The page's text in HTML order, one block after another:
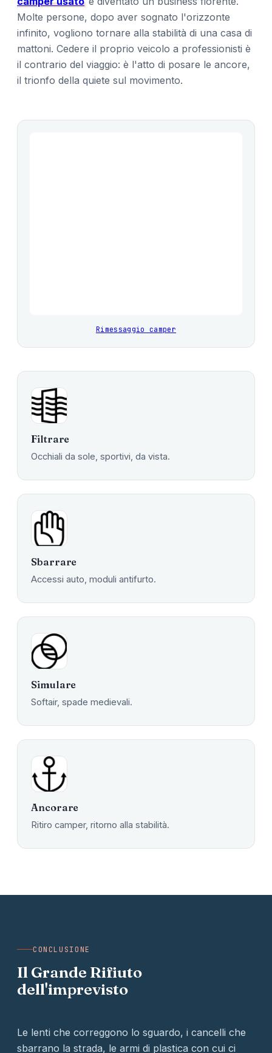
Molte persone, dopo aver sognato l'orizzonte
infinito, vogliono tornare alla stabilità di una casa di
mattoni. Cedere il proprio veicolo a professionisti è
il contrario del viaggio: è l'atto di posare le ancore,
il trionfo della quiete sul movimento.
Rimessaggio camper
Filtrare
Occhiali da sole, sportivi, da vista.
Sbarrare
Accessi auto, moduli antifurto.
Simulare
Softair, spade medievali.
Ancorare
Ritiro camper, ritorno alla stabilità.
CONCLUSIONE
Il Grande Rifiuto
dell'imprevisto
Le lenti che correggono lo sguardo, i cancelli che
sbarrano la strada, le armi di plastica con cui ci